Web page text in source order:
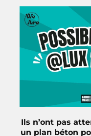
Ils n’ont pas
un plan béton